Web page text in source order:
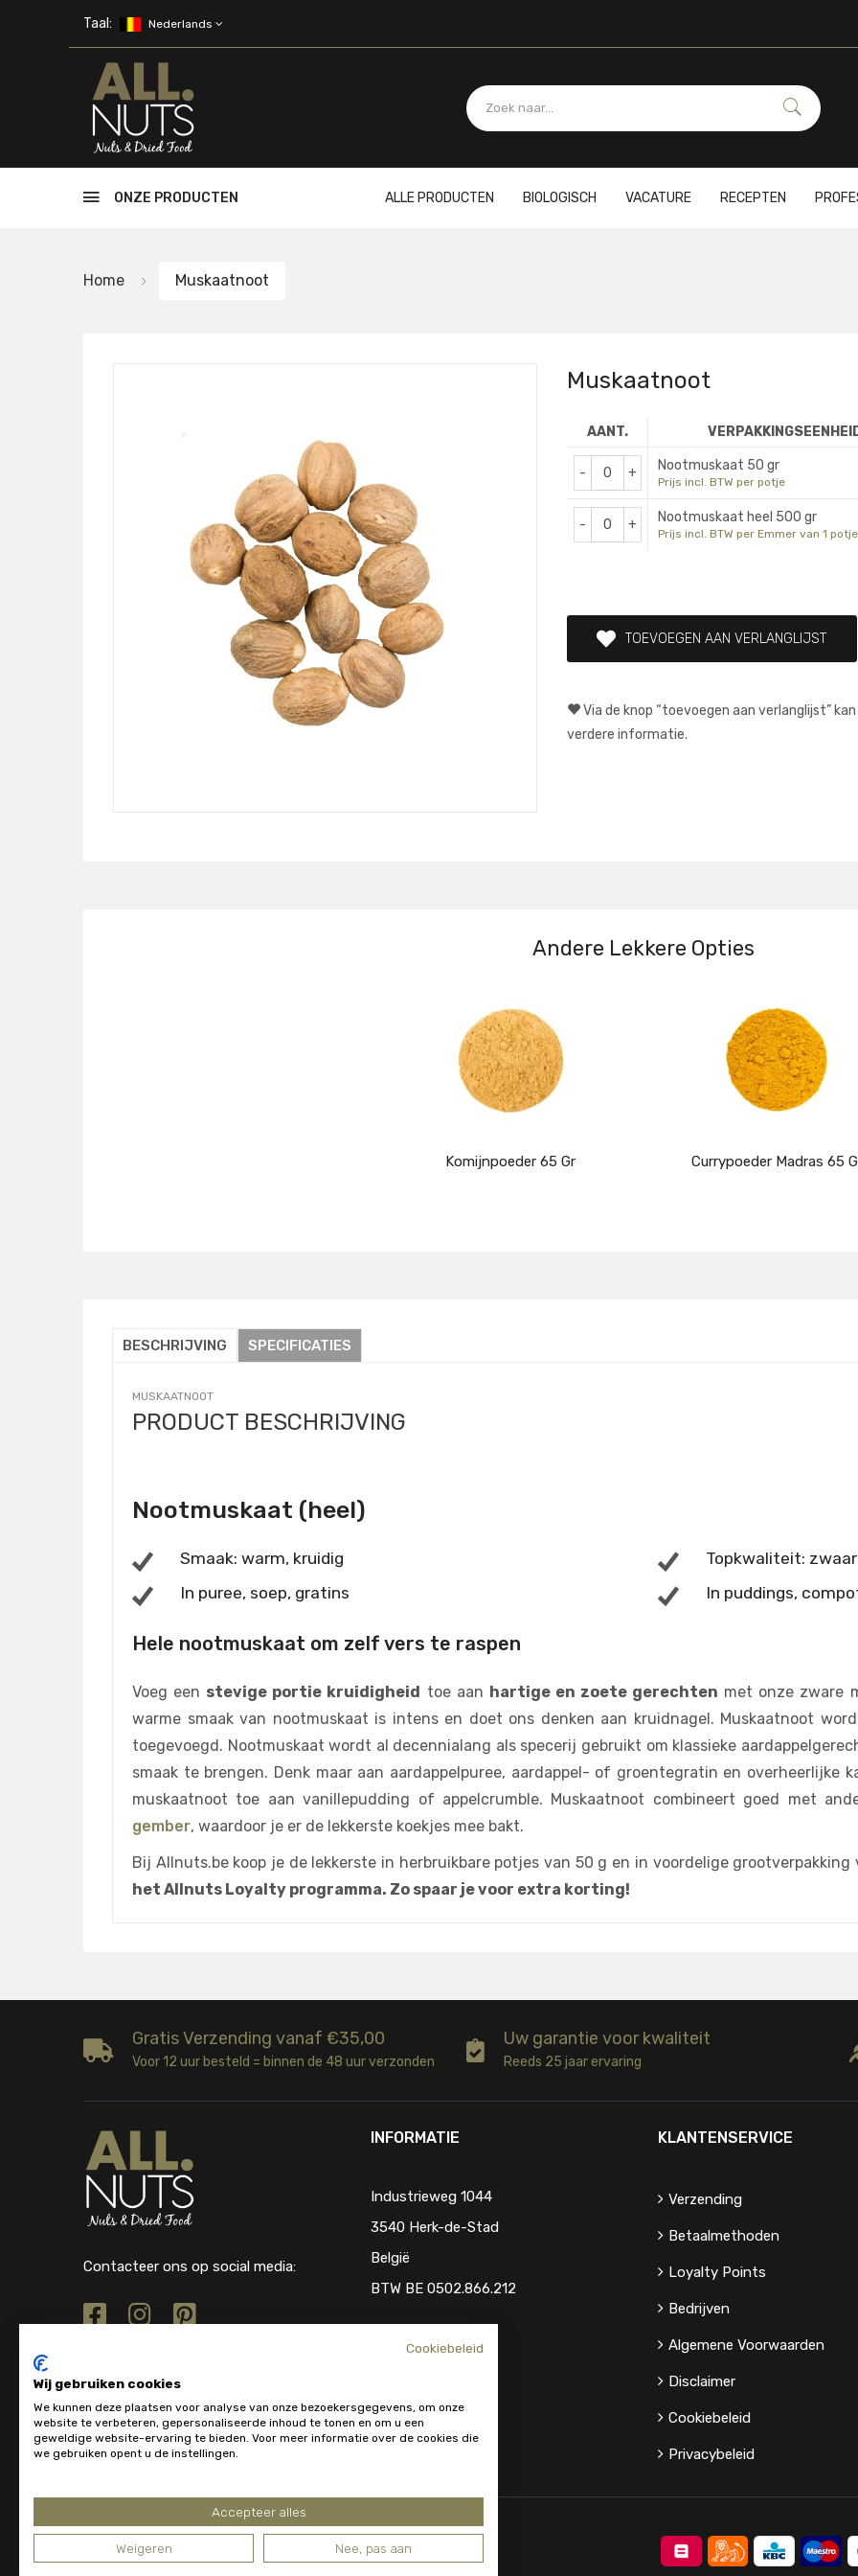
Taal: Nederlands
ONZE PRODUCTEN ALLE PRODUCTEN BIOLOGISCH VACATURE RECEPTEN
Home Muskaatnoot
Muskaatnoot
AANT.
- + Nootmuskaat 50 gr
Prijs incl. BTW per potje
- + Nootmuskaat heel 500 gr
Prijs incl. BTW per Emmer van 1
TOEVOEGEN AAN VERLANGLIJST
Via de knop “toevoegen aan verlanglijst”
verdere informatie.
Andere Lekkere Opties
Komijnpoeder 65 Gr Currypoeder Madras 65
BESCHRIJVING SPECIFICATIES
MUSKAATNOOT
PRODUCT BESCHRIJVING
Nootmuskaat (heel)
Smaak: warm, kruidig
Topkwaliteit:
In puree, soep, gratins
In puddings,
Hele nootmuskaat om zelf vers te raspen
Voeg een stevige portie kruidigheid toe aan hartige en zoete gerechten met onze zware
warme smaak van nootmuskaat is intens en doet ons denken aan kruidnagel. Muskaatnoot
toegevoegd. Nootmuskaat wordt al decennialang als specerij gebruikt om klassieke
smaak te brengen. Denk maar aan aardappelpuree, aardappel- of groentegratin en overheerlijke
muskaatnoot toe aan vanillepudding of appelcrumble. Muskaatnoot combineert goed met
gember, waardoor je er de lekkerste koekjes mee bakt.
Bij Allnuts.be koop je de lekkerste in herbruikbare potjes van 50 g en in voordelige
het Allnuts Loyalty programma. Zo spaar je voor extra korting!
Gratis Verzending vanaf €35,00
Voor 12 uur besteld = binnen de 48 uur verzonden
Uw garantie voor kwaliteit
Reeds 25 jaar ervaring
Contacteer ons op social media:
INFORMATIE
Industrieweg 1044
3540 Herk-de-Stad
België
BTW BE 0502.866.212
KLANTENSERVICE
Verzending
Betaalmethoden
Loyalty Points
Bedrijven
Algemene Voorwaarden
Disclaimer
Cookiebeleid
Privacybeleid
Cookiebeleid
Wij gebruiken cookies
We kunnen deze plaatsen voor analyse van onze bezoekersgegevens, om onze
website te verbeteren, gepersonaliseerde inhoud te tonen en om u een
geweldige website-ervaring te bieden. Voor meer informatie over de cookies die
we gebruiken opent u de instellingen.
Accepteer alles
Weigeren Nee, pas aan